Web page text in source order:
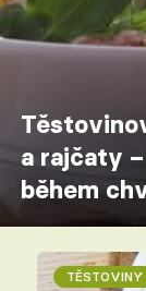
a rajčaty
během
TĚSTOVINY